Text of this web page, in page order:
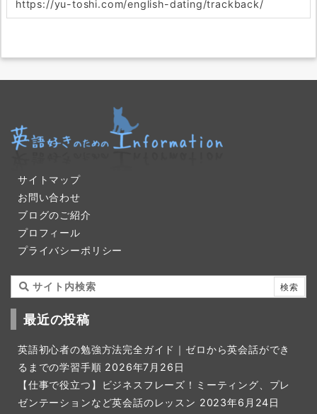
サイトマップ
お問い合わせ
ブログのご紹介
プロフィール
プライバシーポリシー
最近の投稿
英語初心者の勉強方法完全ガイド｜ゼロから英会話ができ
るまでの学習手順 2026年7月26日
【仕事で役立つ】ビジネスフレーズ！ミーティング、プレ
ゼンテーションなど英会話のレッスン 2023年6月24日